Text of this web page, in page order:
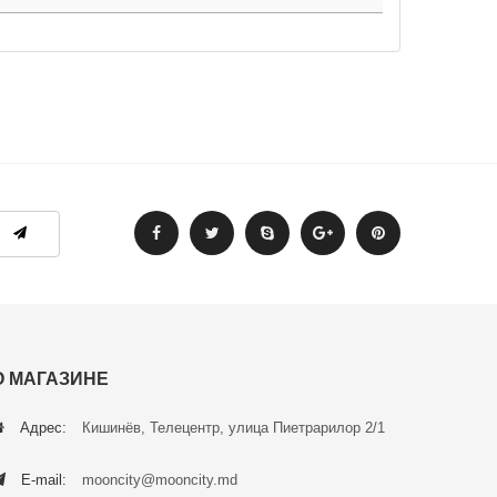
МАГАЗИНЕ
Адрес: Кишинёв, Телецентр, улица Пиетрарилор 2/1
E-mail: mooncity@mooncity.md